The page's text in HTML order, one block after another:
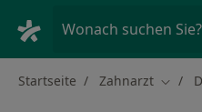
Wonach suchen Sie?
Startseite Zahnarzt Stadt